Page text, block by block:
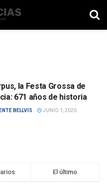
la Festa Grossa de
671 años de historia
BELLVIS JUNIO 1, 2026
El último